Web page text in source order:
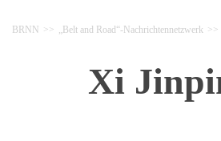
BRNN >> „Belt and Road“-Nachrichtennetzwerk >>
Xi